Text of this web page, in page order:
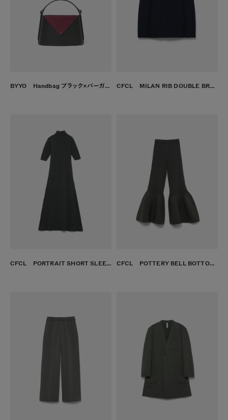
BYYO Handbag ブラック×バーガンディ CFCL MILAN RIB DOUBLE BREASTED COLLARLESS PATCH POCKETS JACKET TOMEKON
CFCL PORTRAIT SHORT SLEEVE DRESS SUSU CFCL POTTERY BELL BOTTOM PANTS SUSU